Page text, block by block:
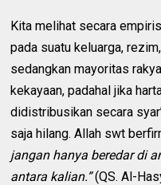
Kita melihat secara
pada suatu keluarga,
sedangkan mayoritas
kekayaan, padahal jika
didistribusikan secara
saja hilang. Allah swt
jangan hanya beredar di
antara kalian.”(QS. Al-